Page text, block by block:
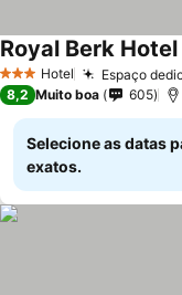
3 EstrelasHotel Espaço
Royal Berk Hotel
8,2 Muito boa 605
Selecione as datas
exatos.